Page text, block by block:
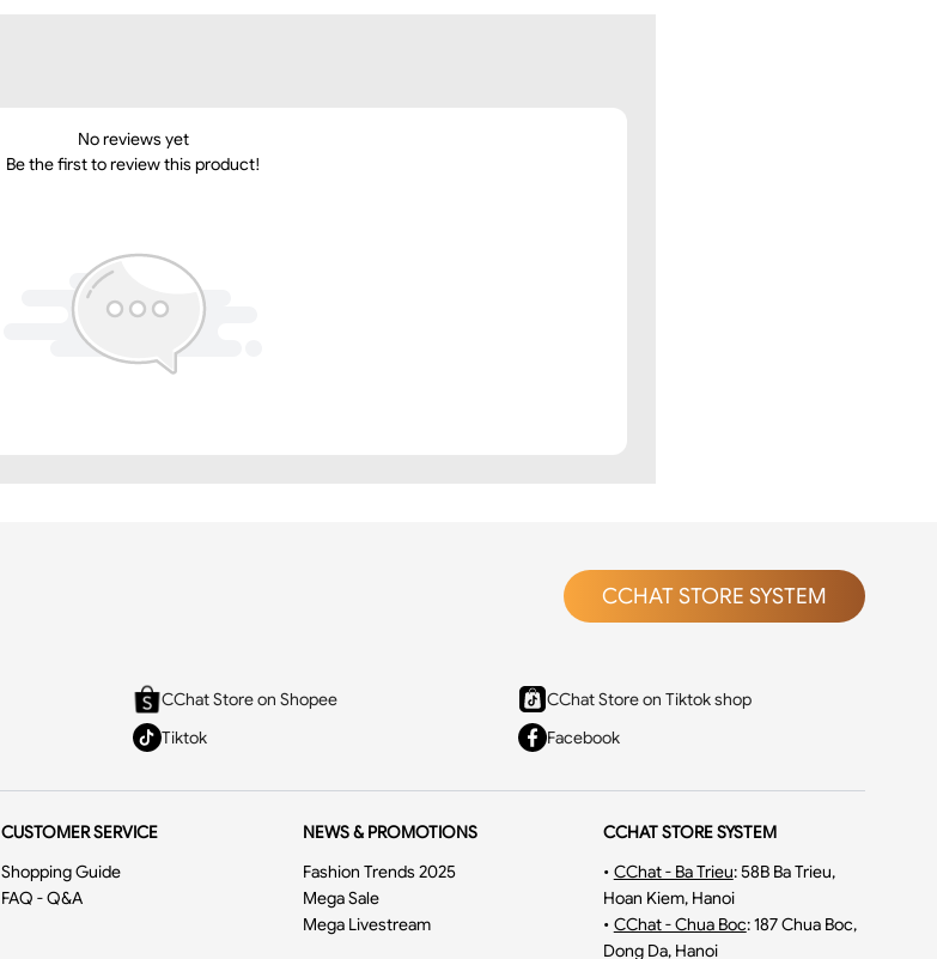
No reviews yet
Be the first to review this product!
CCHAT STORE SYSTEM
CChat Store on Shopee
CChat Store on Tiktok shop
Tiktok
Facebook
CUSTOMER SERVICE
Shopping Guide
FAQ - Q&A
NEWS & PROMOTIONS
Fashion Trends 2025
Mega Sale
Mega Livestream
CCHAT STORE SYSTEM
• CChat - Ba Trieu:58B Ba Trieu,
Hoan Kiem, Hanoi
• CChat - Chua Boc:187 Chua Boc,
Dong Da, Hanoi